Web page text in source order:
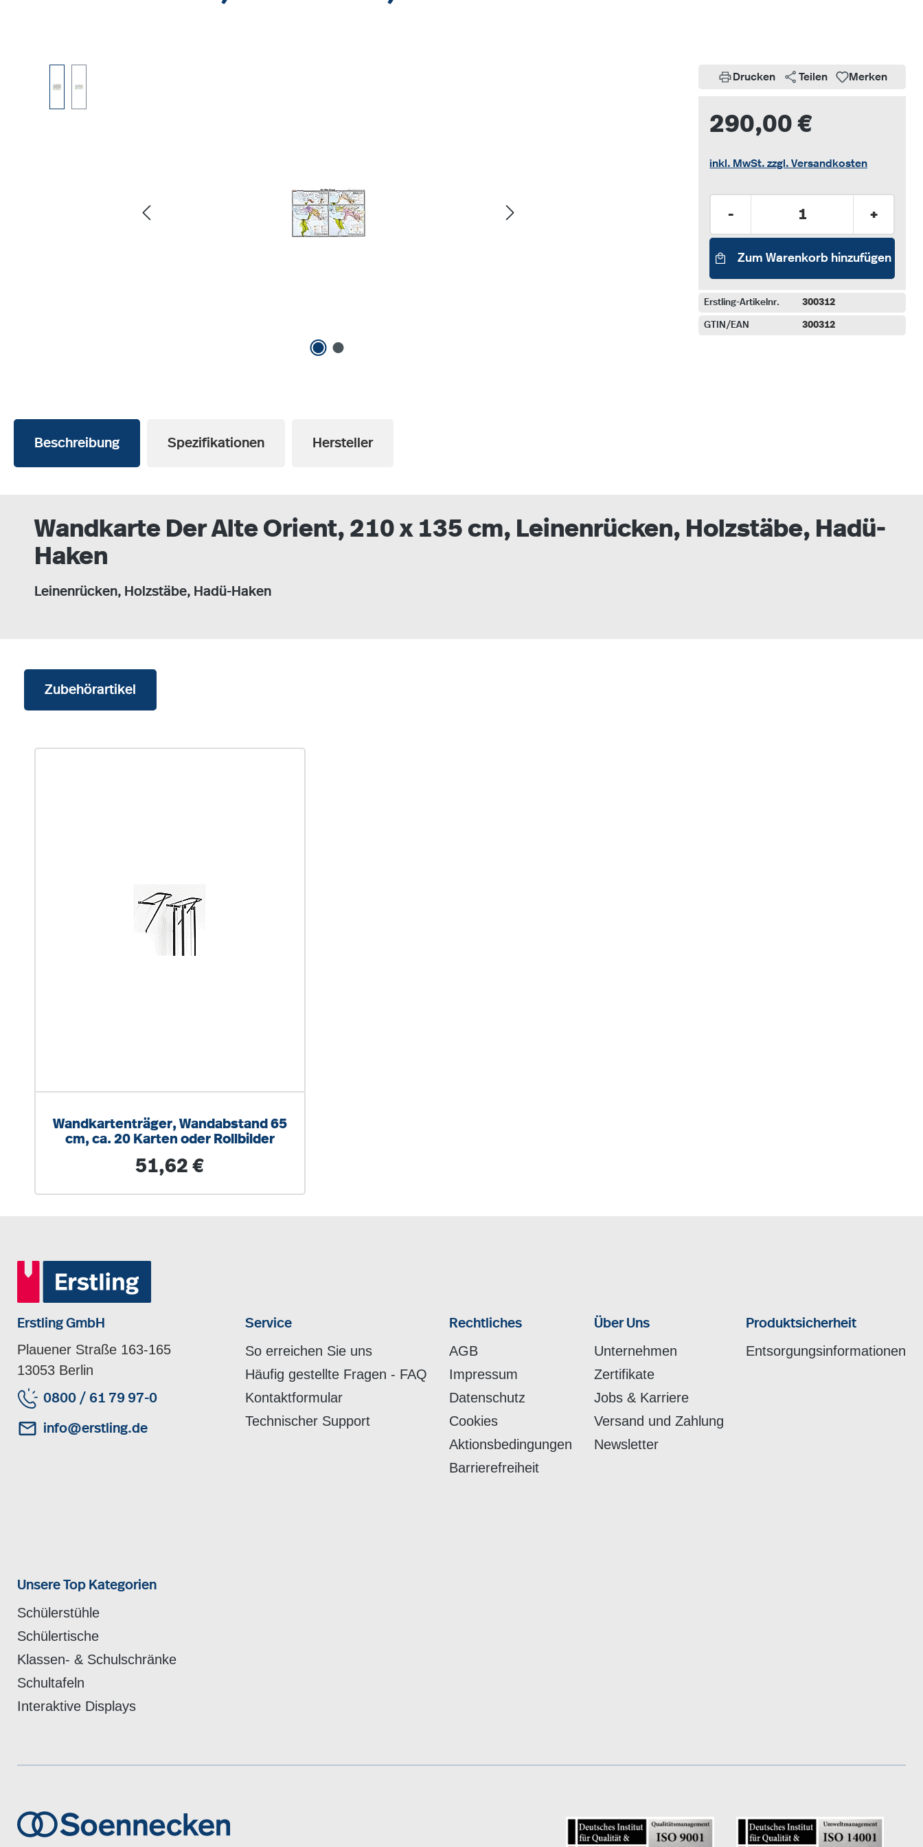
Drucken
Teilen Merken
290,00 €
inkl. MwSt. zzgl. Versandkosten
Produkt Anzahl: Gib den
- +
Zum Warenkorb hinzufügen
Erstling-Artikelnr. 300312
GTIN/EAN 300312
Beschreibung Spezifikationen Hersteller
Wandkarte Der Alte Orient, 210 x 135 cm, Leinenrücken, Holzstäbe, Hadü-
Haken
Leinenrücken, Holzstäbe, Hadü-Haken
Zubehörartikel
Wandkartenträger, Wandabstand 65
cm, ca. 20 Karten oder Rollbilder
Regulärer Preis:
51,62 €
Erstling GmbH
Plauener Straße 163-165
13053 Berlin
0800 / 61 79 97-0
info@erstling.de
Service
So erreichen Sie uns
Häufig gestellte Fragen - FAQ
Kontaktformular
Technischer Support
Rechtliches
AGB
Impressum
Datenschutz
Cookies
Aktionsbedingungen
Barrierefreiheit
Über Uns
Unternehmen
Zertifikate
Jobs & Karriere
Versand und Zahlung
Newsletter
Produktsicherheit
Entsorgungsinformationen
Unsere Top Kategorien
Schülerstühle
Schülertische
Klassen- & Schulschränke
Schultafeln
Interaktive Displays